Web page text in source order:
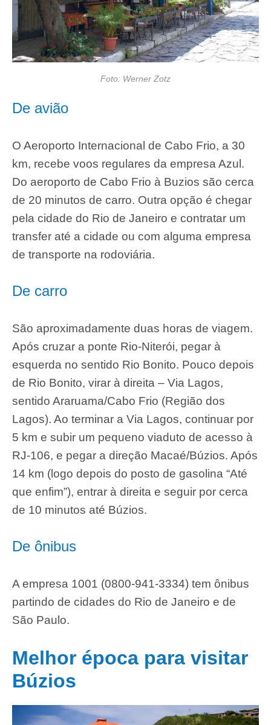
Foto: Werner Zotz
De avião
O Aeroporto Internacional de Cabo Frio, a 30
km, recebe voos regulares da empresa Azul.
Do aeroporto de Cabo Frio à Buzios são cerca
de 20 minutos de carro. Outra opção é chegar
pela cidade do Rio de Janeiro e contratar um
transfer até a cidade ou com alguma empresa
de transporte na rodoviária.
De carro
São aproximadamente duas horas de viagem.
Após cruzar a ponte Rio-Niterói, pegar à
esquerda no sentido Rio Bonito. Pouco depois
de Rio Bonito, virar à direita – Via Lagos,
sentido Araruama/Cabo Frio (Região dos
Lagos). Ao terminar a Via Lagos, continuar por
5 km e subir um pequeno viaduto de acesso à
RJ-106, e pegar a direção Macaé/Búzios. Após
14 km (logo depois do posto de gasolina “Até
que enfim”), entrar à direita e seguir por cerca
de 10 minutos até Búzios.
De ônibus
A empresa 1001 (0800-941-3334) tem ônibus
partindo de cidades do Rio de Janeiro e de
São Paulo.
Melhor época para visitar
Búzios